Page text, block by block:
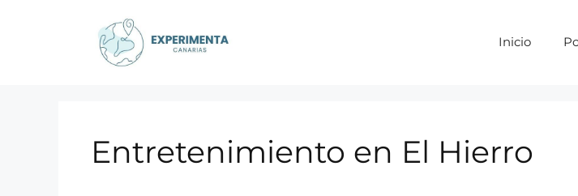
Inicio
Entretenimiento en El Hierro